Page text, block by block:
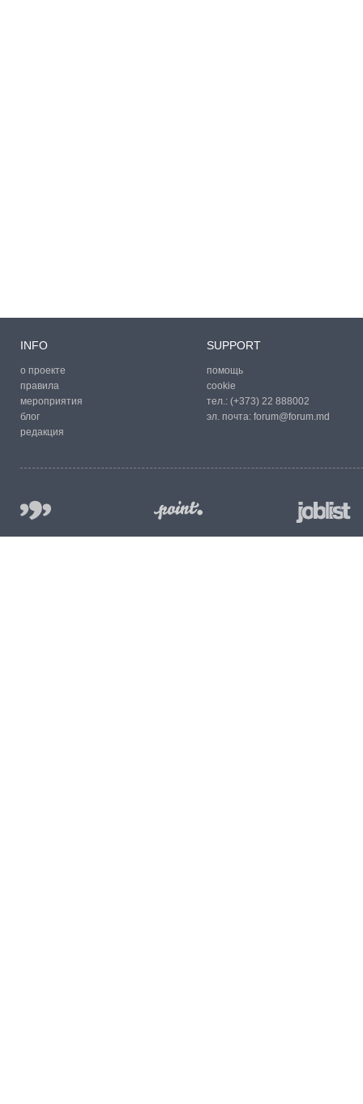
INFO
о проекте
правила
мероприятия
блог
редакция
SUPPORT
помощь
cookie
тел.: (+373) 22 888002
эл. почта: forum@forum.md